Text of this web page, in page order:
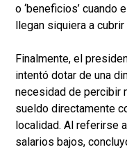
o ‘beneficios’ cuando
llegan siquiera a
Finalmente, el
intentó dotar de una
necesidad de percibir
sueldo directamente
localidad. Al referirse
salarios bajos,